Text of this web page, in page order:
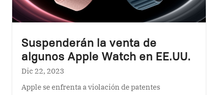
Suspenderán la venta de
algunos Apple Watch en EE.UU.
Dic 22, 2023
Apple se enfrenta a violación de patentes